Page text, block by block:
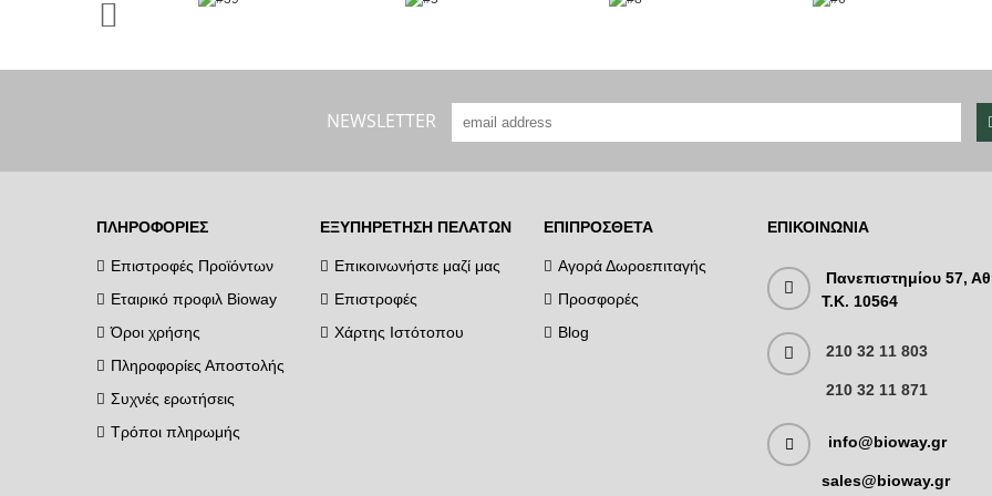
NEWSLETTER
ΠΛΗΡΟΦΟΡΊΕΣ
Επιστροφές Προϊόντων
Εταιρικό προφιλ Bioway
Όροι χρήσης
Πληροφορίες Αποστολής
Συχνές ερωτήσεις
Τρόποι πληρωμής
ΕΞΥΠΗΡΈΤΗΣΗ ΠΕΛΑΤΏΝ
Επικοινωνήστε μαζί μας
Επιστροφές
Χάρτης Ιστότοπου
ΕΠΙΠΡΌΣΘΕΤΑ
Αγορά Δωροεπιταγής
Προσφορές
Blog
ΕΠΙΚΟΙΝΩΝΊΑ
Πανεπιστημίου 57,
T.K. 10564
210 32 11 803
210 32 11 871
info@bioway.gr
sales@bioway.gr